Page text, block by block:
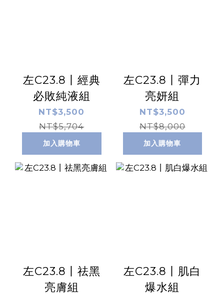
左C23.8丨經典
必敗純液組
NT$3,500
NT$5,704
加入購物車
左C23.8丨彈力
亮妍組
NT$3,500
NT$8,000
加入購物車
左C23.8丨祛黑
亮膚組
左C23.8丨肌白
爆水組